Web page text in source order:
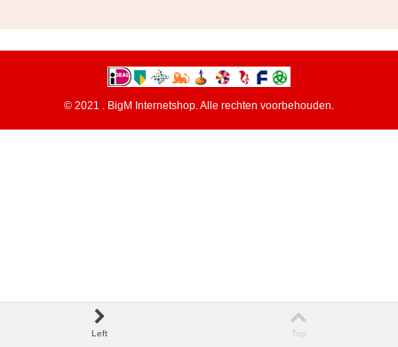
© 2021 . BigM Internetshop. Alle rechten voorbehouden.
Left Top